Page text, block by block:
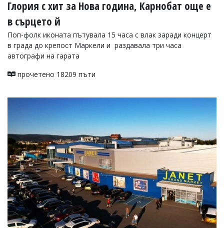
Глория с хит за Нова година, Карнобат още е
в сърцето й
Поп-фолк иконата пътувала 15 часа с влак заради концерт
в града до крепост Маркели и раздавала три часа
автографи на гарата
прочетено 18209 пъти